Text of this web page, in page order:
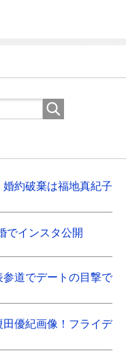
約破棄は福地真紀子
でインスタ公開
道でデートの目撃で
優紀画像！フライデ